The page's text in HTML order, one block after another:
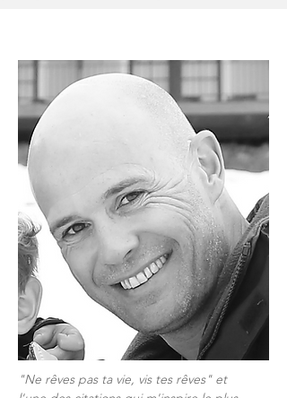
"Ne rêves pas ta vie, vis tes rêves" et